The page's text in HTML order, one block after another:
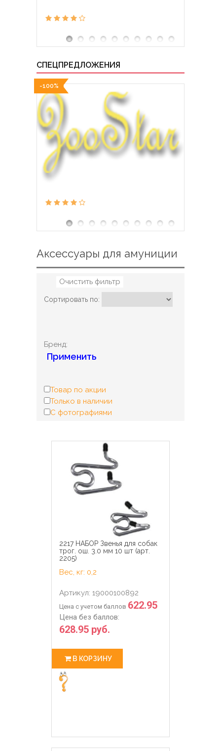
СПЕЦПРЕДЛОЖЕНИЯ
-100%
Аксессуары для амуниции
Очистить фильтр
Сортировать по:
Бренд:
Применить
Товар по акции
Только в наличии
С фотографиями
2217 НАБОР Звенья для собак
трог. ош. 3.0 мм 10 шт (арт.
2205)
Вес, кг: 0,2
Артикул: 19000100892
Цена с учетом баллов 622.95
Цена без баллов:
628.95 руб.
В КОРЗИНУ